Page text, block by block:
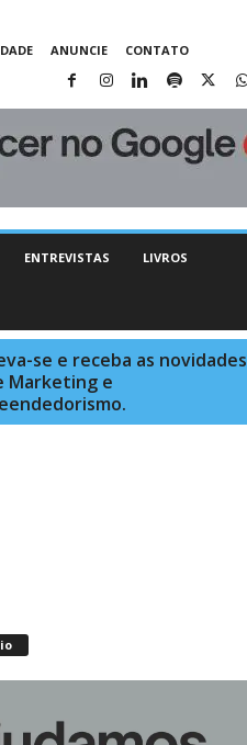
ANUNCIE CONTATO
ENTREVISTAS LIVROS
se e receba as novidades
Marketing e